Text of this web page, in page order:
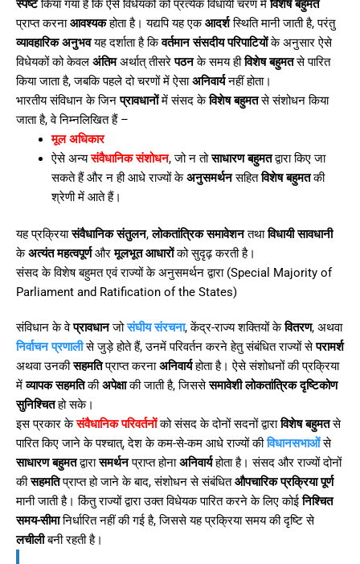
स्पष्टकिया गया है कि ऐसे विधेयकों को प्रत्येक विधायी चरण मेंविशेष बहुमत
प्राप्त करनाआवश्यकहोता है। यद्यपि यह एकआदर्शस्थिति मानी जाती है, परंतु
व्यावहारिक अनुभवयह दर्शाता है किवर्तमान संसदीय परिपाटियोंके अनुसार ऐसे
विधेयकों को केवल अंतिमअर्थात् तीसरेपठनके समय हीविशेष बहुमतसे पारित
किया जाता है, जबकि पहले दो चरणों में ऐसाअनिवार्यनहीं होता।
भारतीय संविधान के जिनप्रावधानोंमें संसद केविशेष बहुमतसे संशोधन किया
जाता है, वे निम्नलिखित हैं –
मूल अधिकार
ऐसे अन्यसंवैधानिक संशोधन, जो न तोसाधारण बहुमतद्वारा किए जा
सकते हैं और न ही आधे राज्यों केअनुसमर्थनसहितविशेष बहुमतकी
श्रेणी में आते हैं।
यह प्रक्रियासंवैधानिक संतुलन,लोकतांत्रिक समावेशनतथाविधायी सावधानी
केअत्यंत महत्वपूर्णऔरमूलभूत आधारोंको सुदृढ़ करती है।
संसद के विशेष बहुमत एवं राज्यों के अनुसमर्थन द्वारा (Special Majority of
Parliament and Ratification of the States)
संविधान के वेप्रावधानजोसंघीय संरचना, केंद्र-राज्य शक्तियों केवितरण, अथवा
निर्वाचन प्रणालीसे जुड़े होते हैं, उनमें परिवर्तन करने हेतु संबंधित राज्यों सेपरामर्श
अथवा उनकीसहमतिप्राप्त करनाअनिवार्यहोता है। ऐसे संशोधनों की प्रक्रिया
मेंव्यापक सहमतिकीअपेक्षाकी जाती है, जिससेसमावेशी लोकतांत्रिक दृष्टिकोण
सुनिश्चितहो सके।
इस प्रकार केसंवैधानिक परिवर्तनोंको संसद के दोनों सदनों द्वाराविशेष बहुमतसे
पारित किए जाने के पश्चात्, देश के कम-से-कम आधे राज्यों कीविधानसभाओंसे
साधारण बहुमतद्वारासमर्थनप्राप्त होनाअनिवार्यहोता है। संसद और राज्यों दोनों
कीसहमतिप्राप्त हो जाने के बाद, संशोधन से संबंधितऔपचारिक प्रक्रिया पूर्ण
मानी जाती है। किंतु राज्यों द्वारा उक्त विधेयक पारित करने के लिए कोईनिश्चित
समय-सीमानिर्धारित नहीं की गई है, जिससे यह प्रक्रिया समय की दृष्टि से
लचीलीबनी रहती है।